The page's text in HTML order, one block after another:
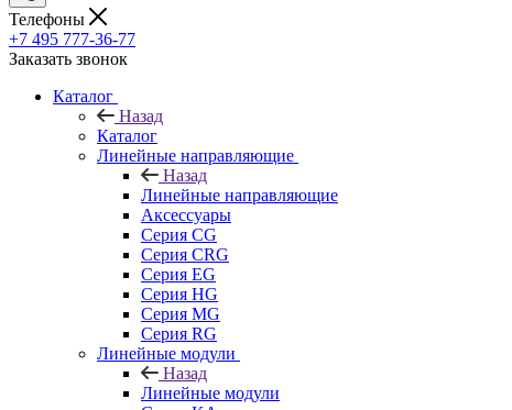
Телефоны
+7 495 777-36-77
Заказать звонок
Каталог
Назад
Каталог
Линейные направляющие
Назад
Линейные направляющие
Аксессуары
Серия CG
Серия CRG
Серия EG
Серия HG
Серия MG
Серия RG
Линейные модули
Назад
Линейные модули